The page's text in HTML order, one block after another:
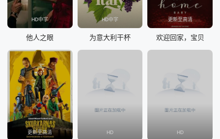
HD中字
他人之眼
HD中字
为意大利干杯
更新至高清
欢迎回家，宝贝
更新至高清 HD HD